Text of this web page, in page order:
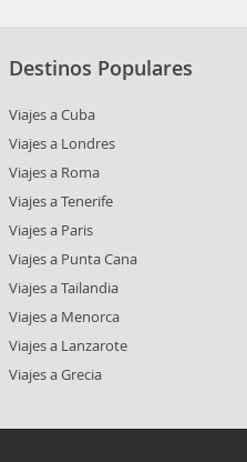
Destinos Populares
Viajes a Cuba
Viajes a Londres
Viajes a Roma
Viajes a Tenerife
Viajes a Paris
Viajes a Punta Cana
Viajes a Tailandia
Viajes a Menorca
Viajes a Lanzarote
Viajes a Grecia